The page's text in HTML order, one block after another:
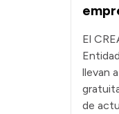
El
llevan
de